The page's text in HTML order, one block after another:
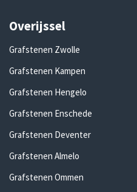
Overijssel
Grafstenen Zwolle
Grafstenen Kampen
Grafstenen Hengelo
Grafstenen Enschede
Grafstenen Deventer
Grafstenen Almelo
Grafstenen Ommen